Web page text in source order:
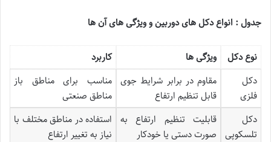
جدول : انواع دکل های دوربین و ویژگی های آن ها
نوع دکل ویژگی ها
کاربرد
دکل
فلزی
مقاوم در برابر شرایط جوی
قابل تنظیم ارتفاع
مناسب برای مناطق باز
مناطق صنعتی
دکل
تلسکوپی
قابلیت تنظیم ارتفاع به
صورت دستی یا خودکار
استفاده در مناطق مختلف با
نیاز به تغییر ارتفاع